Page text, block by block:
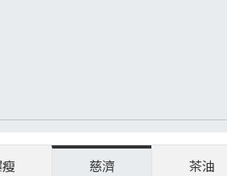
慈濟 茶油